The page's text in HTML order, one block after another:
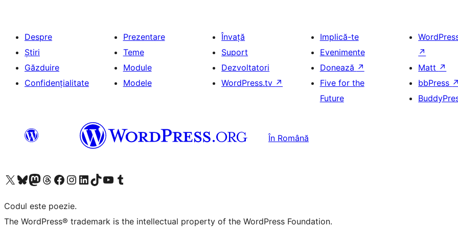
Despre
Știri
Găzduire
Confidențialitate
Prezentare
Teme
Module
Modele
Învață
Suport
Dezvoltatori
WordPress.tv ↗
Implică-te
Evenimente
Donează ↗
Five for the
Future
↗
Matt ↗
bbPress ↗
În Română
Mergi la contul nostru X (fost Twitter)
Vizitează contul nostru Bluesky
Vizitează contul nostru Mastodon
Vizitează contul nostru Threads
Vizitează pagina noastră Facebook
Vizitează-ne pe Instagram
Vizitează-ne pe LinkedIn
Vizitează contul nostru TikTok
Vizitează canalul nostru YouTube
Vizitează contul nostru Tumblr
Codul este poezie.
The WordPress® trademark is the intellectual property of the WordPress Foundation.